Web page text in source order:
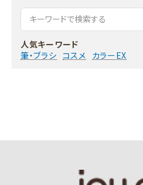
人気キーワード
筆・ブラシ コスメ カラーEX